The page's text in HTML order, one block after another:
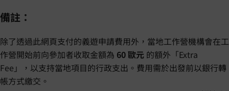
備註：
除了透過此網頁支付的義遊申請費用外，當地工作營機構會在工
作營開始前向參加者收取金額為 60 歐元 的額外「Extra
Fee」，以支持當地項目的行政支出。費用需於出發前以銀行轉
帳方式繳交。